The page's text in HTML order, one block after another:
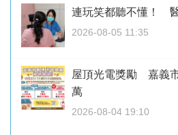
連玩笑都聽不懂！
2026-08-05 11:35
屋頂光電獎勵 嘉義
萬
2026-08-04 19:10